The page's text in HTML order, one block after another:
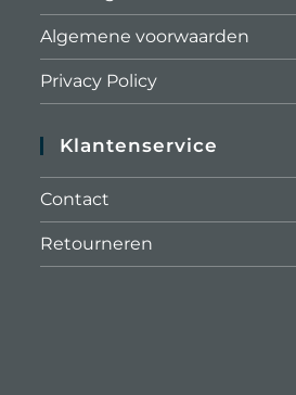
Algemene voorwaarden
Privacy Policy
Klantenservice
Contact
Retourneren